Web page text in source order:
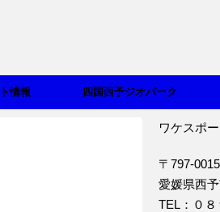
情報 四国西予ジオパーク
ワケスポ
〒797-0015
愛媛県西
TEL：０８